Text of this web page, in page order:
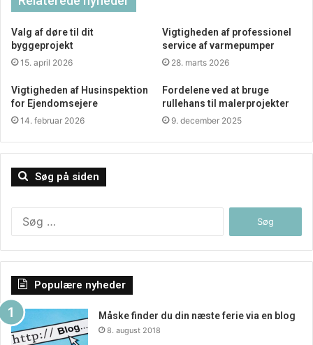
Valg af døre til dit
byggeprojekt
15. april 2026
Vigtigheden af professionel
service af varmepumper
28. marts 2026
Vigtigheden af Husinspektion
for Ejendomsejere
14. februar 2026
Fordelene ved at bruge
rullehans til malerprojekter
9. december 2025
Søg på siden
Populære nyheder
Måske finder du din næste ferie via en blog
8. august 2018